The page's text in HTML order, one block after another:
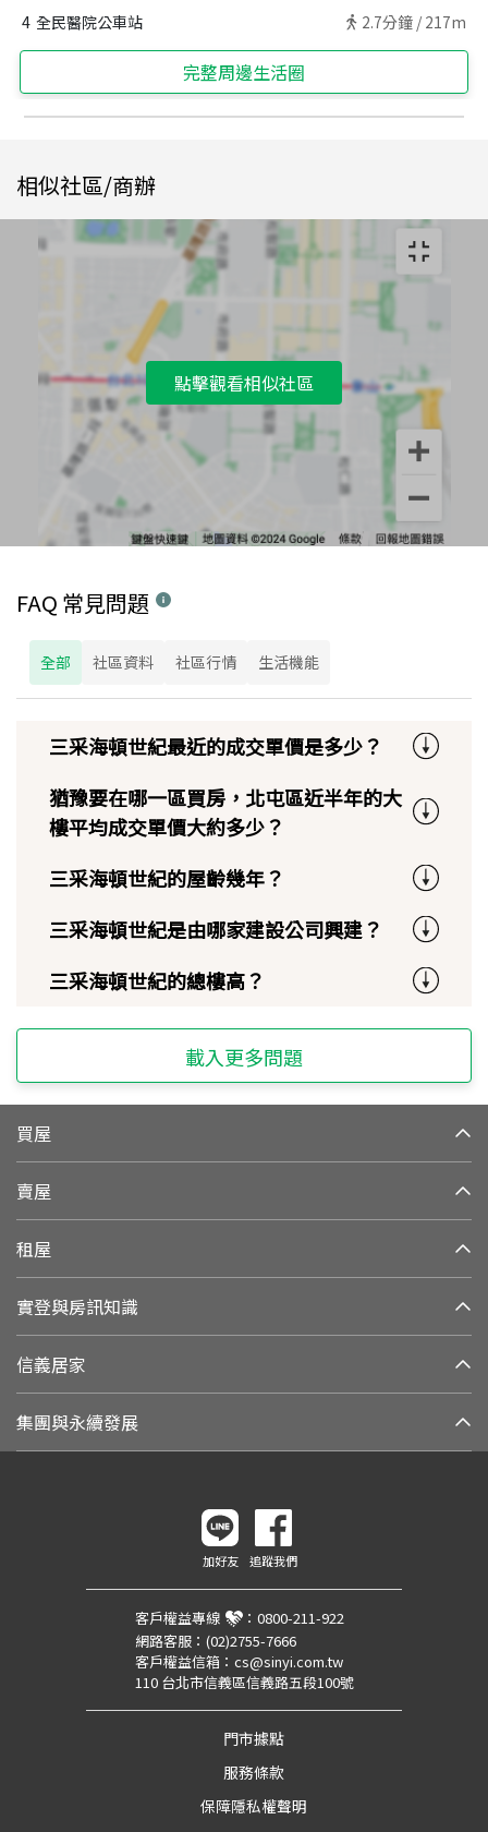
4 全民醫院公車站 2.7分鐘 / 217m
完整周邊生活圈
相似社區/商辦
點擊觀看相似社區
FAQ 常見問題
全部 社區資料 社區行情 生活機能
三采海頓世紀最近的成交單價是多少？
猶豫要在哪一區買房，北屯區近半年的大
樓平均成交單價大約多少？
三采海頓世紀的屋齡幾年？
三采海頓世紀是由哪家建設公司興建？
三采海頓世紀的總樓高？
載入更多問題
買屋
賣屋
租屋
實登與房訊知識
信義居家
集團與永續發展
加好友 追蹤我們
客戶權益專線 ： 0800-211-922
網路客服： (02)2755-7666
客戶權益信箱： cs@sinyi.com.tw
110 台北市信義區信義路五段100號
門市據點
服務條款
保障隱私權聲明